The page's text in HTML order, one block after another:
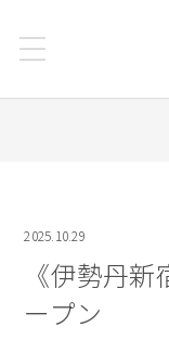
2025.10.29
《伊勢丹
ープン